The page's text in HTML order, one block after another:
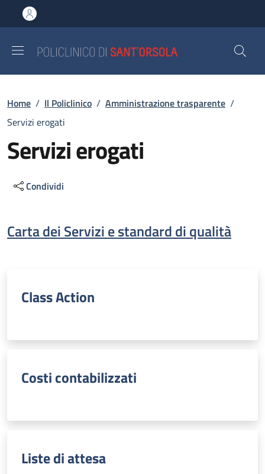
al contenuto principale
to footer content
Briciole di pane
Home / Il Policlinico / Amministrazione trasparente /
Servizi erogati
Servizi erogati
Condividi
Descrizione
Carta dei Servizi e standard di qualità
Class Action
Costi contabilizzati
Liste di attesa